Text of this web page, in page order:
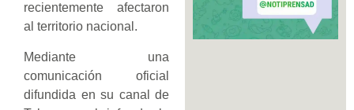
recientemente afectaron
al territorio nacional.
Mediante una
comunicación oficial
difundida en su canal de